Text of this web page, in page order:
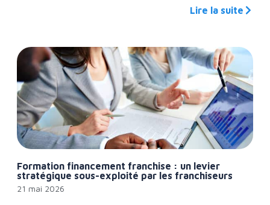
Lire la suite
Formation financement franchise : un levier
stratégique sous-exploité par les franchiseurs
21 mai 2026